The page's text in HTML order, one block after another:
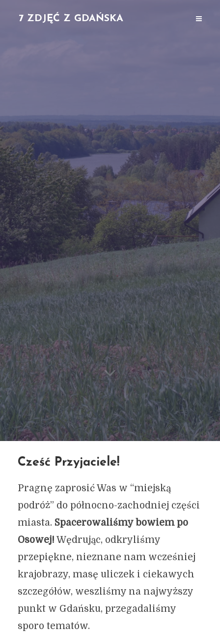
7 ZDJĘĆ Z GDAŃSKA
Cześć Przyjaciele!
Pragnę zaprosić Was w “miejską
podróż” do północno-zachodniej części
miasta. Spacerowaliśmy bowiem po
Osowej! Wędrując, odkryliśmy
przepiękne, nieznane nam wcześniej
krajobrazy, masę uliczek i ciekawych
szczegółów, weszliśmy na najwyższy
punkt w Gdańsku, przegadaliśmy
sporo tematów.